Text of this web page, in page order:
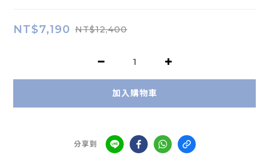
NT$7,190 NT$12,400
加入購物車
分享到